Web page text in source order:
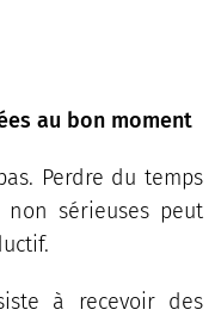
au bon moment
Perdre du temps
sérieuses peut
à recevoir des